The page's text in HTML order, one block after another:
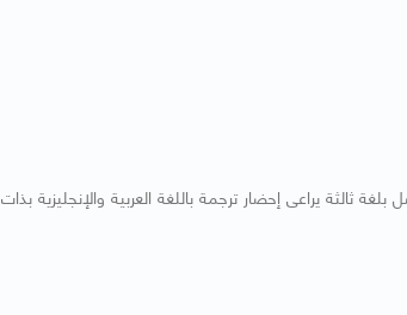
يراعى إحضار ترجمة باللغة العربية والإنجليزية بذات